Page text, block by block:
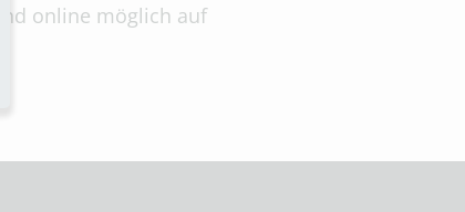
online möglich auf